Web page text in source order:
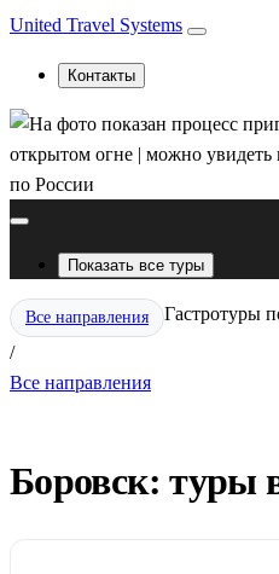
United Travel Systems
Контакты
Показать все туры
Все направления
/
Гастротуры
Все направления
Боровск: туры